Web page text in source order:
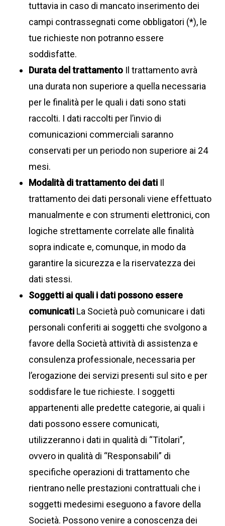
tuttavia in caso di mancato inserimento dei
campi contrassegnati come obbligatori (*), le
tue richieste non potranno essere
soddisfatte.
Durata del trattamentoIl trattamento avrà
una durata non superiore a quella necessaria
per le finalità per le quali i dati sono stati
raccolti. I dati raccolti per l’invio di
comunicazioni commerciali saranno
conservati per un periodo non superiore ai 24
mesi.
Modalità di trattamento dei datiIl
trattamento dei dati personali viene effettuato
manualmente e con strumenti elettronici, con
logiche strettamente correlate alle finalità
sopra indicate e, comunque, in modo da
garantire la sicurezza e la riservatezza dei
dati stessi.
Soggetti ai quali i dati possono essere
comunicatiLa Società può comunicare i dati
personali conferiti ai soggetti che svolgono a
favore della Società attività di assistenza e
consulenza professionale, necessaria per
l’erogazione dei servizi presenti sul sito e per
soddisfare le tue richieste. I soggetti
appartenenti alle predette categorie, ai quali i
dati possono essere comunicati,
utilizzeranno i dati in qualità di “Titolari”,
ovvero in qualità di “Responsabili” di
specifiche operazioni di trattamento che
rientrano nelle prestazioni contrattuali che i
soggetti medesimi eseguono a favore della
Società. Possono venire a conoscenza dei